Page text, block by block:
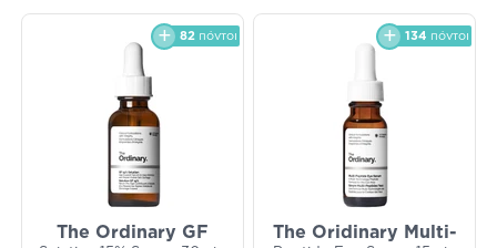
82 πόντοι
The Ordinary GF
134 πόντοι
The Oridinary Multi-